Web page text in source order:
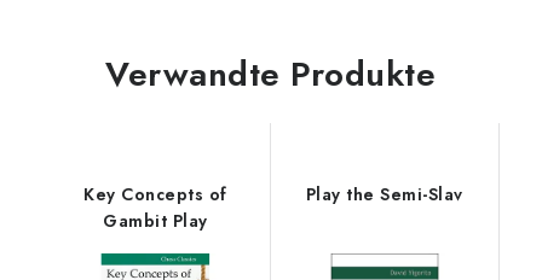
Verwandte Produkte
Key Concepts of
Gambit Play
Play the Semi-Slav